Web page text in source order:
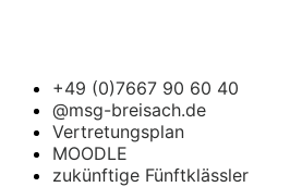
+49 (0)7667 90 60 40
@msg-breisach.de
Vertretungsplan
MOODLE
zukünftige Fünftklässler